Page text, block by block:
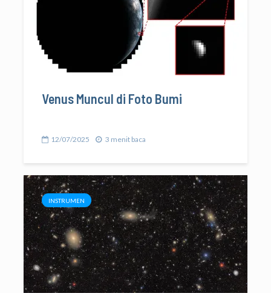
Venus Muncul di Foto Bumi
12/07/2025 3 menit baca
INSTRUMEN